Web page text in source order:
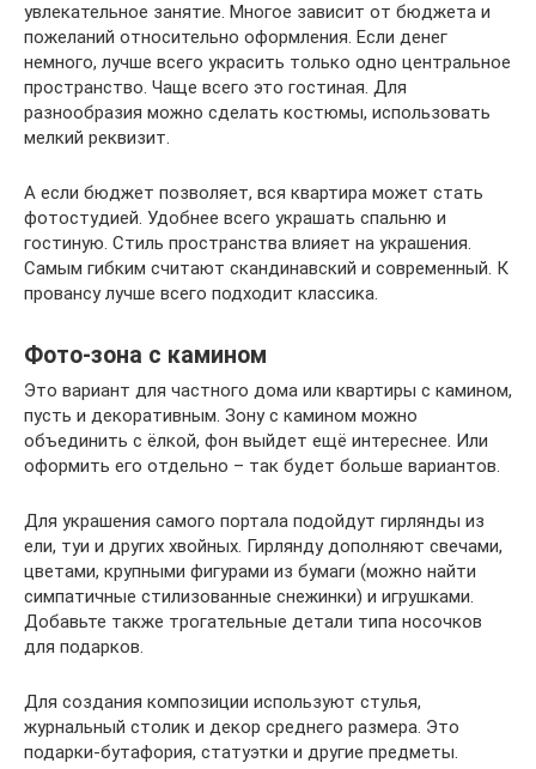
увлекательное занятие. Многое зависит от бюджета и
пожеланий относительно оформления. Если денег
немного, лучше всего украсить только одно центральное
пространство. Чаще всего это гостиная. Для
разнообразия можно сделать костюмы, использовать
мелкий реквизит.
А если бюджет позволяет, вся квартира может стать
фотостудией. Удобнее всего украшать спальню и
гостиную. Стиль пространства влияет на украшения.
Самым гибким считают скандинавский и современный. К
провансу лучше всего подходит классика.
Фото-зона с камином
Это вариант для частного дома или квартиры с камином,
пусть и декоративным. Зону с камином можно
объединить с ёлкой, фон выйдет ещё интереснее. Или
оформить его отдельно – так будет больше вариантов.
Для украшения самого портала подойдут гирлянды из
ели, туи и других хвойных. Гирлянду дополняют свечами,
цветами, крупными фигурами из бумаги (можно найти
симпатичные стилизованные снежинки) и игрушками.
Добавьте также трогательные детали типа носочков
для подарков.
Для создания композиции используют стулья,
журнальный столик и декор среднего размера. Это
подарки-бутафория, статуэтки и другие предметы.